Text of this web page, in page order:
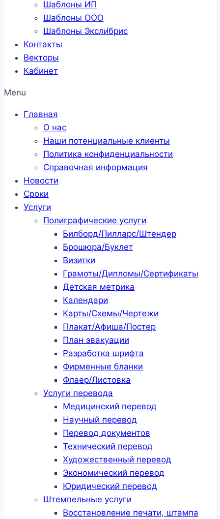
Шаблоны ИП
Шаблоны ООО
Шаблоны Эксли́брис
Контакты
Векторы
Кабинет
Menu
Главная
О нас
Наши потенциальные клиенты
Политика конфиденциальности
Справочная информация
Новости
Сроки
Услуги
Полиграфические услуги
Билборд/Пилларс/Штендер
Брошюра/Буклет
Визитки
Грамоты/Дипломы/Сертификаты
Детская метрика
Календари
Карты/Схемы/Чертежи
Плакат/Афиша/Постер
План эвакуации
Разработка шрифта
Фирменные бланки
Флаер/Листовка
Услуги перевода
Медицинский перевод
Научный перевод
Перевод документов
Технический перевод
Художественный перевод
Экономический перевод
Юридический перевод
Штемпельные услуги
Восстановление печати, штампа